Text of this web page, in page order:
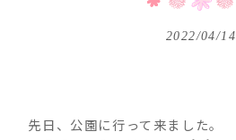
2022/04/14
先日、公園に行って来ました。